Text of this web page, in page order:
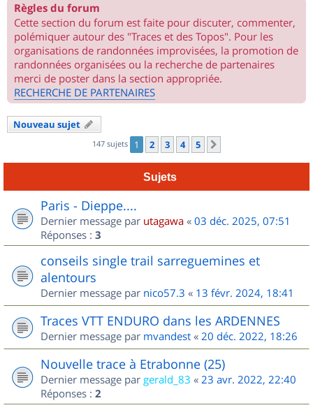
Règles du forum
Cette section du forum est faite pour discuter, commenter,
polémiquer autour des "Traces et des Topos". Pour les
organisations de randonnées improvisées, la promotion de
randonnées organisées ou la recherche de partenaires
merci de poster dans la section appropriée.
RECHERCHE DE PARTENAIRES
Nouveau sujet
147 sujets 1 2 3 4 5
Sujets
Paris - Dieppe....
Dernier message par utagawa « 03 déc. 2025, 07:51
Réponses : 3
conseils single trail sarreguemines et
alentours
Dernier message par nico57.3 « 13 févr. 2024, 18:41
Traces VTT ENDURO dans les ARDENNES
Dernier message par mvandest « 20 déc. 2022, 18:26
Nouvelle trace à Etrabonne (25)
Dernier message par gerald_83 « 23 avr. 2022, 22:40
Réponses : 2